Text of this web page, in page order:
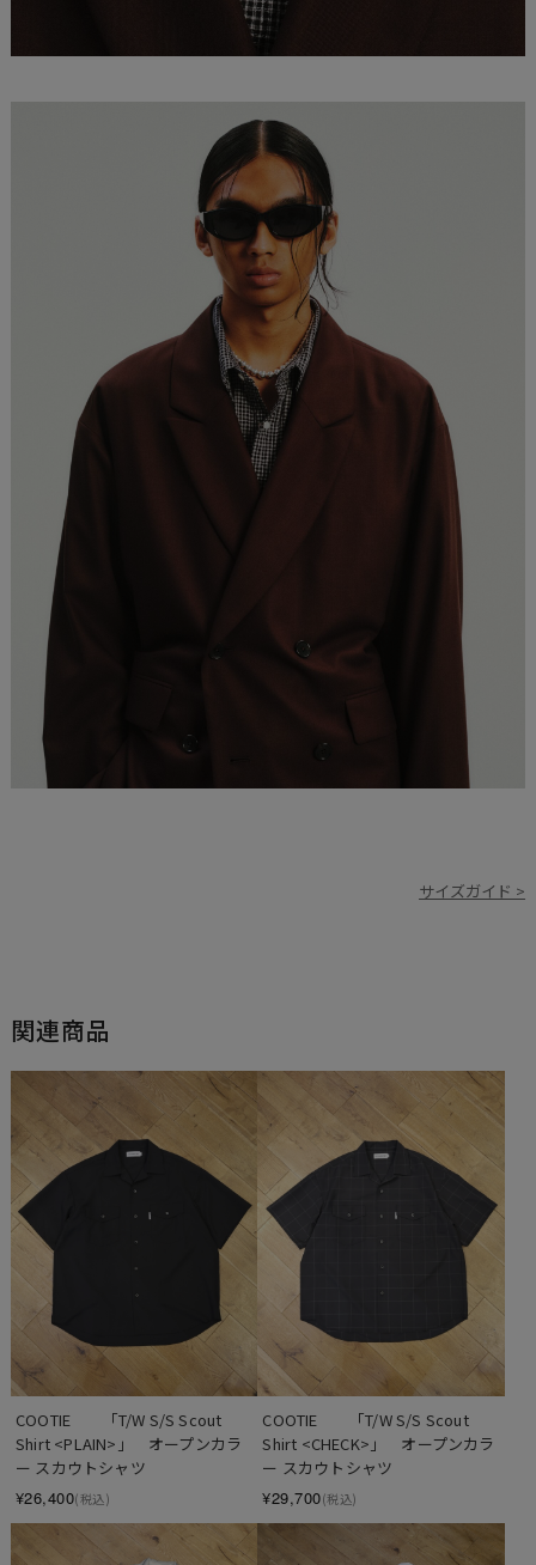
サイズガイド >
関連商品
COOTIE　　「T/W S/S Scout
Shirt <PLAIN>」　オープンカラ
ー スカウトシャツ
¥26,400(税込)
COOTIE　　「T/W S/S Scout
Shirt <CHECK>」　オープンカラ
ー スカウトシャツ
¥29,700(税込)